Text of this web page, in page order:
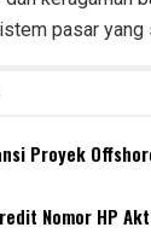
pasar yang
Proyek
Nomor HP